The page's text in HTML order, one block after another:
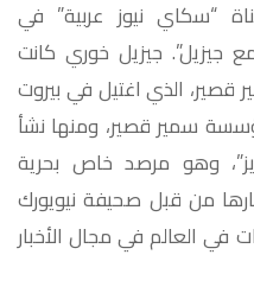
“سكاي نيوز عربية” في
“مع جيزيل”. جيزيل خوري كانت
قصير، الذي اغتيل في بيروت
مؤسسة سمير قصير، ومنها نشأ
وهو مرصد خاص بحرية
2005، تم اختيارها من قبل صحيفة نيويورك
في العالم في مجال الأخبار